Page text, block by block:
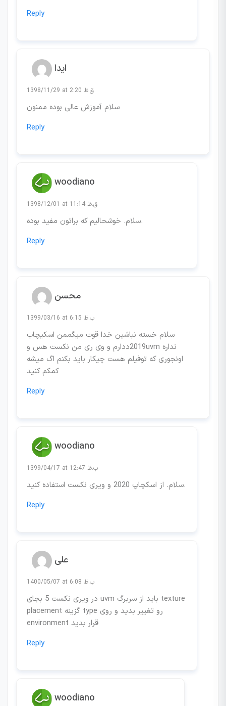
Reply
ایدا
1398/11/29 at 2:20 ق.ظ
سلام آموزش عالی بوده ممنون
Reply
woodiano
1398/12/01 at 11:14 ق.ظ
سلام. خوشحالیم که براتون مفید بوده.
Reply
محسن
1399/03/16 at 6:15 ب.ظ
سلام خسته نباشین خدا قوت میگممن اسکیچاب
2019ددارم و وی ری من نکست هس وuvm نداره
اونجوری که توفیلم هست چیکار باید بکنم اگ میشه
کمکم کنید
Reply
woodiano
1399/04/17 at 12:47 ب.ظ
سلام. از اسکچاپ 2020 و ویری نکست استفاده کنید.
Reply
علی
1400/05/07 at 6:08 ب.ظ
در ویری نکست 5 بجای uvm باید از سربرگ texture
placement گزینه type رو تغییر بدید و روی
environment قرار بدید
Reply
woodiano